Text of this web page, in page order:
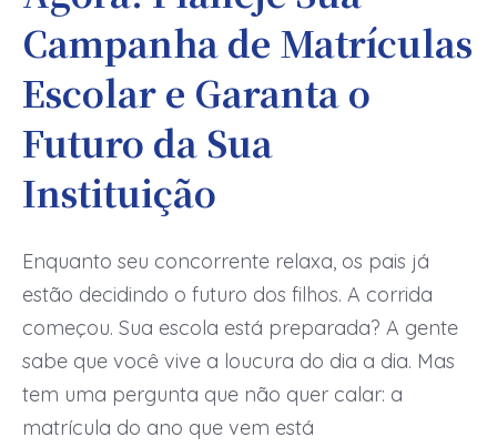
Campanha de Matrículas
Escolar e Garanta o
Futuro da Sua
Instituição
Enquanto seu concorrente relaxa, os pais já
estão decidindo o futuro dos filhos. A corrida
começou. Sua escola está preparada? A gente
sabe que você vive a loucura do dia a dia. Mas
tem uma pergunta que não quer calar: a
matrícula do ano que vem está